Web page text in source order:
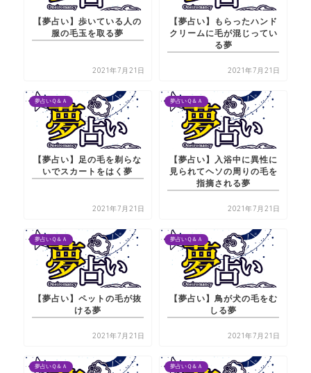
【夢占い】歩いている人の
服の毛玉を取る夢
2021年7月21日
【夢占い】もらったハンド
クリームに毛が混じってい
る夢
2021年7月21日
夢占いＱ＆Ａ
【夢占い】足の毛を剃らな
いでスカートをはく夢
2021年7月21日
夢占いＱ＆Ａ
【夢占い】入浴中に異性に
見られてヘソの周りの毛を
指摘される夢
2021年7月21日
夢占いＱ＆Ａ
【夢占い】ペットの毛が抜
ける夢
2021年7月21日
夢占いＱ＆Ａ
【夢占い】鳥が犬の毛をむ
しる夢
2021年7月21日
夢占いＱ＆Ａ 夢占いＱ＆Ａ